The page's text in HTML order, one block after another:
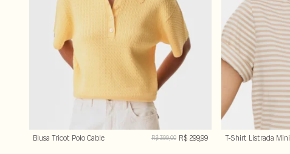
Blusa Tricot Polo Cable R$ 399,00 R$ 299,99
T-Shirt Listrada Mini